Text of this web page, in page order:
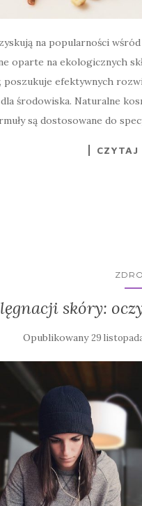
na popularności
oparte na ekologicznych
efektywnych
środowiska. Naturalne
są dostosowane do
CZYTAJ
skóry:
Opublikowany29